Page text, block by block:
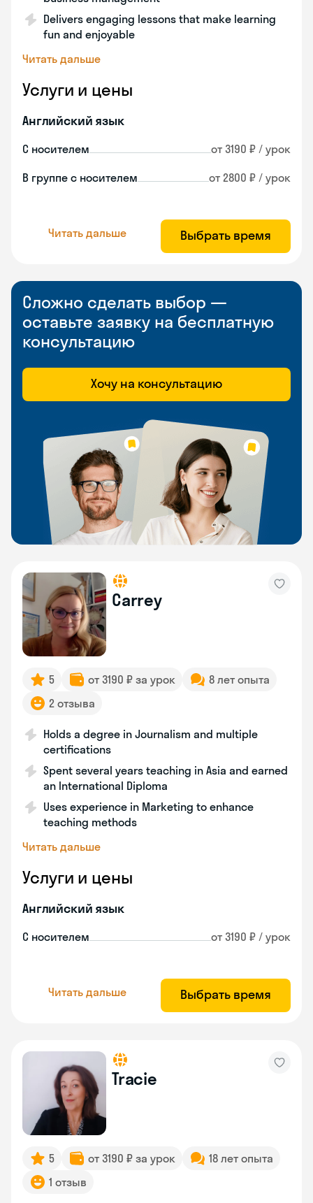
Delivers engaging lessons that make learning
fun and enjoyable
Читать дальше
Услуги и цены
Английский язык
С носителем от 3190 ₽ / урок
В группе с носителем от 2800 ₽ / урок
Читать дальше Выбрать время
Сложно сделать выбор —
оставьте заявку на бесплатную
консультацию
Хочу на консультацию
Carrey
5 от 3190 ₽ за урок
8 лет опыта
2 отзыва
Holds a degree in Journalism and multiple
certifications
Spent several years teaching in Asia and earned
an International Diploma
Uses experience in Marketing to enhance
teaching methods
Читать дальше
Услуги и цены
Английский язык
С носителем от 3190 ₽ / урок
Читать дальше Выбрать время
Tracie
5 от 3190 ₽ за урок
18 лет опыта
1 отзыв